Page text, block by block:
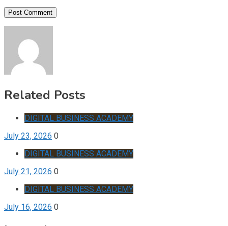
Related Posts
DIGITAL BUSINESS ACADEMY
July 23, 2026 0
DIGITAL BUSINESS ACADEMY
July 21, 2026 0
DIGITAL BUSINESS ACADEMY
July 16, 2026 0